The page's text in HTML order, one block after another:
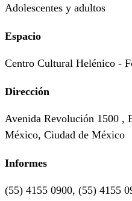
Adolescentes y adultos
Espacio
Centro Cultural Helénico -
Dirección
Avenida Revolución 1500 ,
México, Ciudad de México
Informes
(55) 4155 0900, (55) 4155